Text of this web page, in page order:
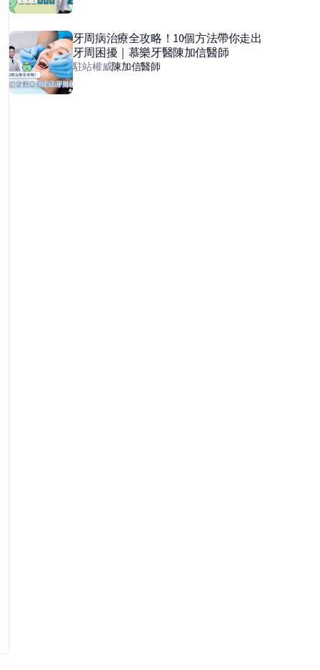
牙周病治療全攻略！10個方法帶你走出
牙周困擾｜慕樂牙醫陳加信醫師
駐站權威陳加信醫師